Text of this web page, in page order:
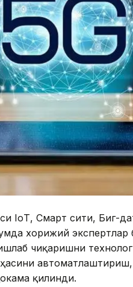
IoТ, Смарт сити, Биг-
хорижий экспертлар
чиқаришни
қилинди.